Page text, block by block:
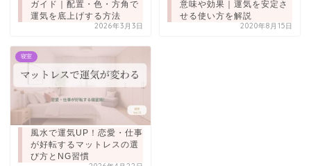
ガイド｜配置・色・方角で
運気を底上げする方法
2026年3月3日
意味や効果｜運気を安定さ
せる使い方を解説
2020年8月15日
寝室
風水で運気UP！恋愛・仕事
が好転するマットレスの選
び方とNG習慣